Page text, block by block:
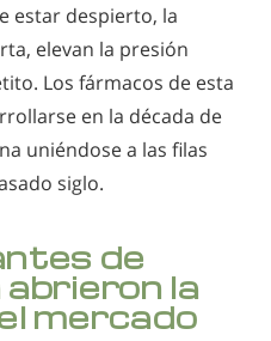
de sedantes y
de medicamentos
estar despierto, la
elevan la presión
Los fármacos de esta
en la década de
uniéndose a las filas
siglo.
de
la
mercado